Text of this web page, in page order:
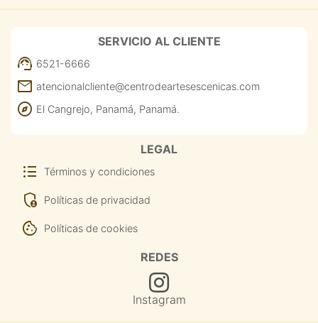
SERVICIO AL CLIENTE
support_agent 6521-6666
mail atencionalcliente@centrodeartesescenicas.com
explore El Cangrejo, Panamá, Panamá.
LEGAL
format_list_bulleted Términos y condiciones
admin_panel_settings Políticas de privacidad
cookie Políticas de cookies
REDES
Instagram